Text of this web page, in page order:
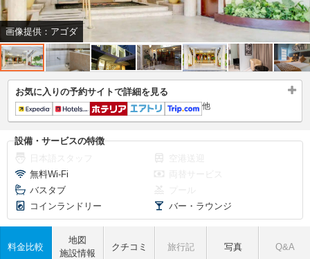
画像提供：アゴダ
お気に入りの予約サイトで詳細を見る
他
設備・サービスの特徴
無料Wi-Fi
バスタブ
コインランドリー
バー・ラウンジ
料金比較
地図
施設情報
クチコミ 旅行記 写真 Q&A